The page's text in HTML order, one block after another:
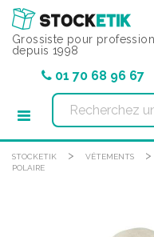
Grossiste pour
depuis 1998
01 70 68 96 67
STOCKETIK > VÊTEMENTS >
POLAIRE
Panneau de gestion des